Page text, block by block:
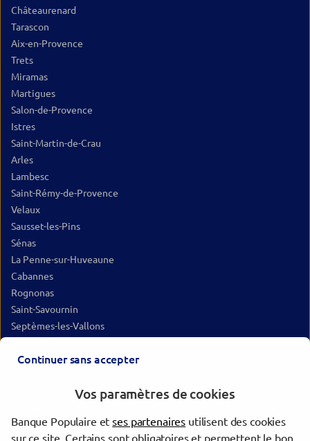
Châteaurenard
Tarascon
Aix-en-Provence
Trets
Miramas
Martigues
Salon-de-Provence
Istres
Saint-Martin-de-Crau
Arles
Lambesc
Saint-Rémy-de-Provence
Velaux
Sausset-les-Pins
Sénas
La Penne-sur-Huveaune
Cabannes
Rognonas
Saint-Savournin
Septèmes-les-Vallons
Cabriès
Gignac-la-Nerthe
Châteauneuf-les-Martigues
Continuer sans accepter
Vos paramètres de cookies
Banque Populaire etses partenaires utilisent des cookies
sur ce site. Certains sont obligatoires et permettent le bon